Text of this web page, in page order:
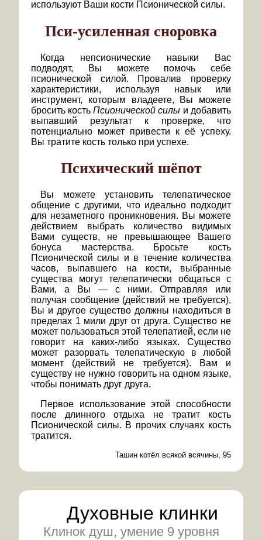
используют Ваши кости Псионической силы.
Пси-усиленная сноровка
Когда непсионические навыки Вас
подводят, Вы можете помочь себе
псионической силой. Провалив проверку
характеристики, используя навык или
инструмент, которым владеете, Вы можете
бросить кость Псионической силы и добавить
выпавший результат к проверке, что
потенциально может привести к её успеху.
Вы тратите кость только при успехе.
Психический шёпот
Вы можете установить телепатическое
общение с другими, что идеально подходит
для незаметного проникновения. Вы можете
действием выбрать количество видимых
Вами существ, не превышающее Вашего
бонуса мастерства. Бросьте кость
Псионической силы и в течение количества
часов, выпавшего на кости, выбранные
существа могут телепатически общаться с
Вами, а Вы — с ними. Отправляя или
получая сообщение (действий не требуется),
Вы и другое существо должны находиться в
пределах 1 мили друг от друга. Существо не
может пользоваться этой телепатией, если не
говорит на каких-либо языках. Существо
может разорвать телепатическую в любой
момент (действий не требуется). Вам и
существу не нужно говорить на одном языке,
чтобы понимать друг друга.
Первое использование этой способности
после длинного отдыха не тратит кость
Псионической силы. В прочих случаях кость
тратится.
Ташин котёл всякой всячины, 95
Духовные клинки
Клинок душ, умение 9 уровня